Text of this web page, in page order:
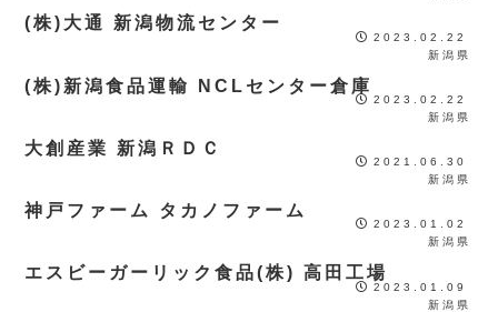
(株)大通 新潟物流センター
2023.02.22
新潟県
(株)新潟食品運輸 NCLセンター倉庫
2023.02.22
新潟県
大創産業 新潟ＲＤＣ
2021.06.30
新潟県
神戸ファーム タカノファーム
2023.01.02
新潟県
エスビーガーリック食品(株) 高田工場
2023.01.09
新潟県